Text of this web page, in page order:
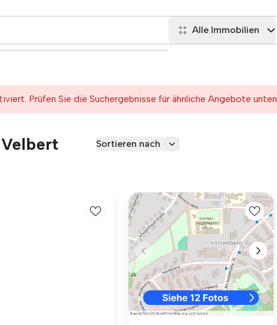
Alle Immobilien
Prüfen Sie die Suchergebnisse für ähnliche Angebote unten
Sortieren nach